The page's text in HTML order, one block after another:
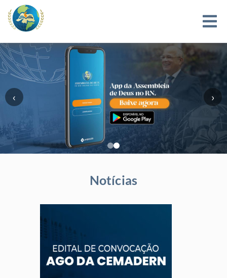
‹ ›
Notícias